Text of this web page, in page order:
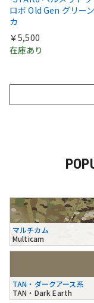
ロボ Old Gen グリー
カ
￥5,500
在庫あり
マルチカム
Multicam
TAN・ダークアース系
TAN・Dark Earth